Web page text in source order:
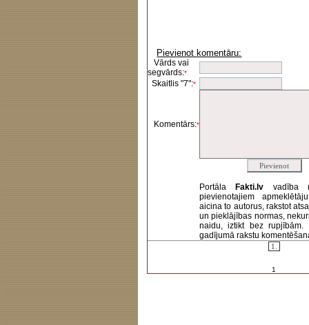
Pievienot komentāru:
Vārds vai
segvārds:*
Skaitlis "7":*
Komentārs:*
Portāla Fakti.lv vadība
pievienotajiem
aicina to autorus, rakstot
un pieklājības normas,
naidu, iztikt bez rupjībām.
gadījumā rakstu
1.
1